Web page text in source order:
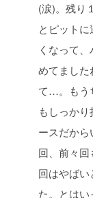
(涙)。残り
とピット
くなって
めてました
て…。もう
もしっか
ースだか
回、前々
回はやば
た。とは